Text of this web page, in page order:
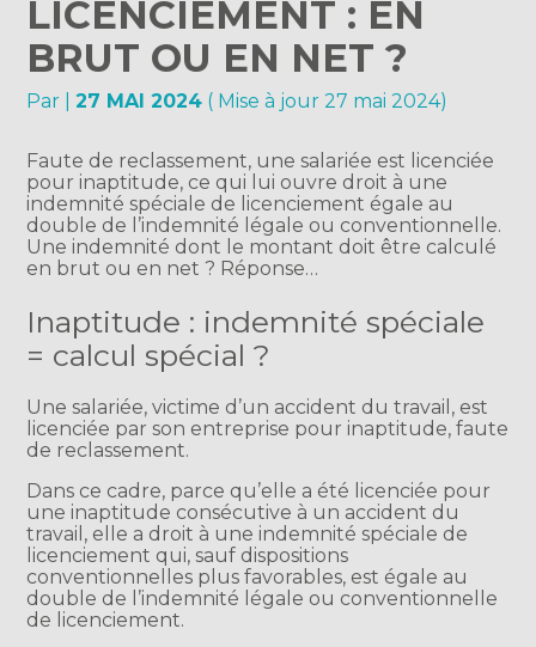
LICENCIEMENT : EN
BRUT OU EN NET ?
Par |27 MAI 2024 ( Mise à jour 27 mai 2024)
Faute de reclassement, une salariée est licenciée
pour inaptitude, ce qui lui ouvre droit à une
indemnité spéciale de licenciement égale au
double de l’indemnité légale ou conventionnelle.
Une indemnité dont le montant doit être calculé
en brut ou en net ? Réponse…
Inaptitude : indemnité spéciale
= calcul spécial ?
Une salariée, victime d’un accident du travail, est
licenciée par son entreprise pour inaptitude, faute
de reclassement.
Dans ce cadre, parce qu’elle a été licenciée pour
une inaptitude consécutive à un accident du
travail, elle a droit à une indemnité spéciale de
licenciement qui, sauf dispositions
conventionnelles plus favorables, est égale au
double de l’indemnité légale ou conventionnelle
de licenciement.